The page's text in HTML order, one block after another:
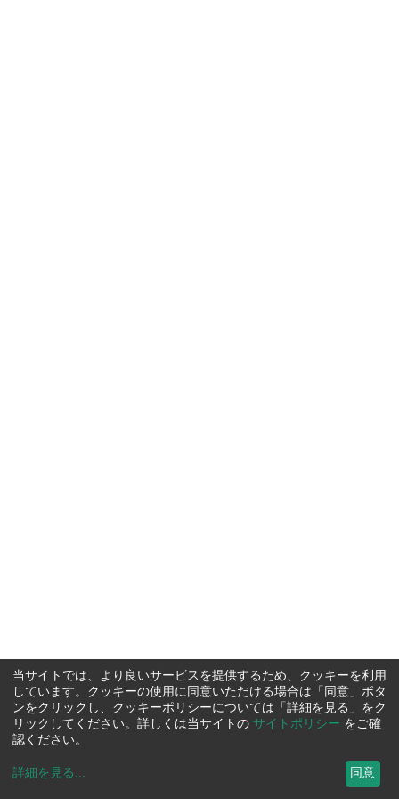
当サイトでは、より良いサービスを提供するため、クッキーを利用
しています。クッキーの使用に同意いただける場合は「同意」ボタ
ンをクリックし、クッキーポリシーについては「詳細を見る」をク
リックしてください。詳しくは当サイトの サイトポリシー をご確
認ください。
詳細を見る ... 同意